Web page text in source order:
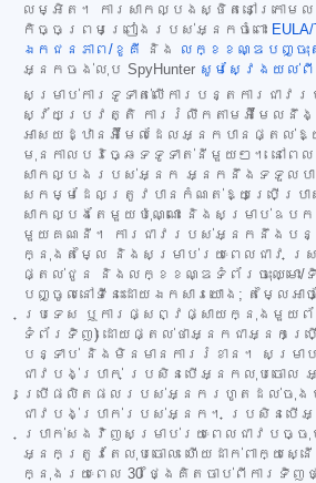
លម្អិត។ ការសាកល្បងស្ថិតនៅក្រោមល
កិច្ចព្រមព្រៀងរបស់អ្នកចំពោះ
ឯកជនភាព/ខូគី
និង លក្ខខណ្ឌបញ្ចុះ
អ្នកចង់លុប SpyHunter សូមស្វែងយល់ពី
សម្រាប់ការទូទាត់លើការបន្តការជាវ
ស្វ័យប្រវត្តិ ការរំលឹកតាមអ៊ីមែលនឹងត្
អាសយដ្ឋានអ៊ីមែលដែលអ្នកបានផ្តល់ឱ្យ
មុនកាលបរិច្ឆេទទូទាត់នីមួយៗ។ នៅពេល
សាកល្បងរបស់អ្នក អ្នកនឹងទទួលបា
សកម្មដែលត្រូវបានកំណត់ឱ្យប្រើប្រា
សាកល្បងតែមួយប៉ុណ្ណោះ និងសម្រាប់ឧប
មួយគណនី។ ការជាវរបស់អ្នកនឹងប
ក្នុងតម្លៃ និងសម្រាប់រយៈពេលជាវ ស្រ
ផ្តល់ជូន និងលក្ខខណ្ឌទំព័រចុះឈ្មោះ/ទិ
បញ្ចូលនៅទីនេះដោយឯកសារយោង; តម្លៃអ
ប្រទេស ឬការផ្សព្វផ្សាយក្នុងមួយ
ទំព័រទិញ) ដោយផ្តល់ថាអ្នកជាអ្នកប្រើ
បន្ទាប់ និងមិនមានការរំខាន។ សម្រា
ជាវបង់ប្រាក់ ប្រសិនបើអ្នកលុបចោ
ប្រើផលិតផលរបស់អ្នករហូតដល់ចុងប
ជាវបង់ប្រាក់របស់អ្នក។ ប្រសិនបើ
ប្រាក់សងវិញសម្រាប់រយៈពេលជាវប
អ្នកត្រូវតែលុបចោល ហើយដាក់ពាក្យស្
ក្នុងរយៈពេល 30 ថ្ងៃគិតចាប់ពីការ